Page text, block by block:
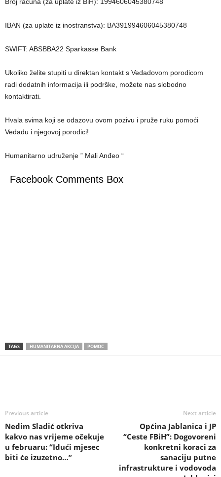
IBAN (za uplate iz inostranstva): BA391994606045380748
SWIFT: ABSBBA22 Sparkasse Bank
Ukoliko želite stupiti u direktan kontakt s Vedadovom porodicom
radi dodatnih informacija ili podrške, možete nas slobodno
kontaktirati.
Hvala svima koji se odazovu ovom pozivu i pruže ruku pomoći
Vedadu i njegovoj porodici!
Humanitarno udruženje ” Mali Anđeo “
Facebook Comments Box
TAGS HUMANITARNA AKCIJA POMOC
Previous article
Nedim Sladić otkriva
kakvo nas vrijeme očekuje
u februaru: “Idući mjesec
biti će izuzetno…”
Next article
Općina Jablanica i JP
“Ceste FBiH”: Dogovoreni
konkretni koraci za
sanaciju putne
infrastrukture i vodovoda